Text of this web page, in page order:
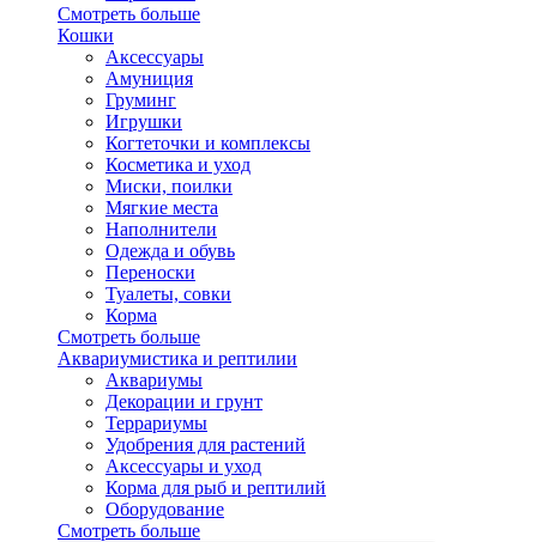
Смотреть больше
Кошки
Аксессуары
Амуниция
Груминг
Игрушки
Когтеточки и комплексы
Косметика и уход
Миски, поилки
Мягкие места
Наполнители
Одежда и обувь
Переноски
Туалеты, совки
Корма
Смотреть больше
Аквариумистика и рептилии
Аквариумы
Декорации и грунт
Террариумы
Удобрения для растений
Аксессуары и уход
Корма для рыб и рептилий
Оборудование
Смотреть больше